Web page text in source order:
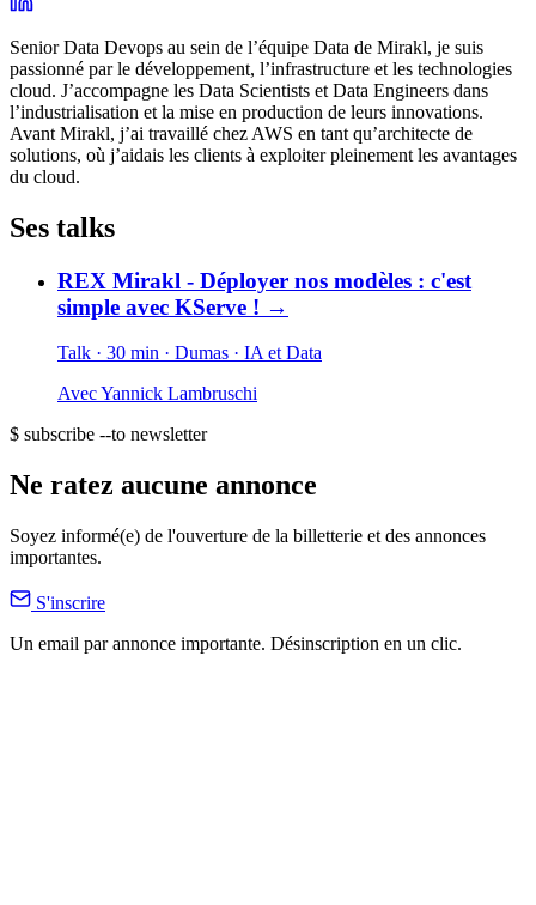
Senior Data Devops au sein de l’équipe Data de Mirakl, je suis
passionné par le développement, l’infrastructure et les technologies
cloud. J’accompagne les Data Scientists et Data Engineers dans
l’industrialisation et la mise en production de leurs innovations.
Avant Mirakl, j’ai travaillé chez AWS en tant qu’architecte de
solutions, où j’aidais les clients à exploiter pleinement les avantages
du cloud.
Ses talks
REX Mirakl - Déployer nos modèles : c'est
simple avec KServe ! →
Talk · 30 min · Dumas · IA et Data
AvecYannick Lambruschi
$ subscribe --to newsletter
Ne ratez aucune annonce
Soyez informé(e) de l'ouverture de la billetterie et des annonces
importantes.
S'inscrire
Un email par annonce importante. Désinscription en un clic.